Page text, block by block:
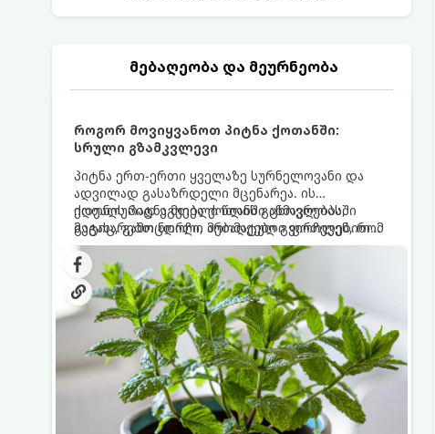
მებაღეობა და მეურნეობა
როგორ მოვიყვანოთ პიტნა ქოთანში:
სრული გზამკვლევი
პიტნა ერთ-ერთი ყველაზე სურნელოვანი და
ადვილად გასაზრდელი მცენარეა. ის
იდეალურად ეგუება ქოთანში ცხოვრებას,
მეტიც, გამოცდილი მებაღეები გვირჩევენ, რომ
პიტნა მხოლოდ ქოთანში მოვიყვანოთ, რადგან
ღია გრუნტში (ბაღში) დარგვისას ის ფესვებით
ძალიან სწრაფად ვრცელდება და სხვა
მცენარეებს ავიწროებს.
ქოთნის პიტნა მთელი წლის განმავლობაში
გაგახარებთ ნორჩი, არომატული ფოთლებით
ჩაის, ლიმონათისა თუ კერძებისთვის.